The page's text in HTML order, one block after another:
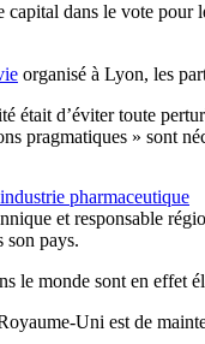
dans le vote
organisé à Lyon, les
était d’éviter toute
pragmatiques » sont
pharmaceutique
et responsable
son pays.
le monde sont en
Uni est de